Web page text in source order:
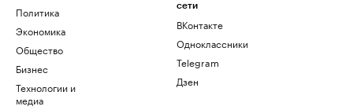
Политика
Экономика
Общество
Бизнес
Технологии и
медиа
сети
ВКонтакте
Одноклассники
Telegram
Дзен